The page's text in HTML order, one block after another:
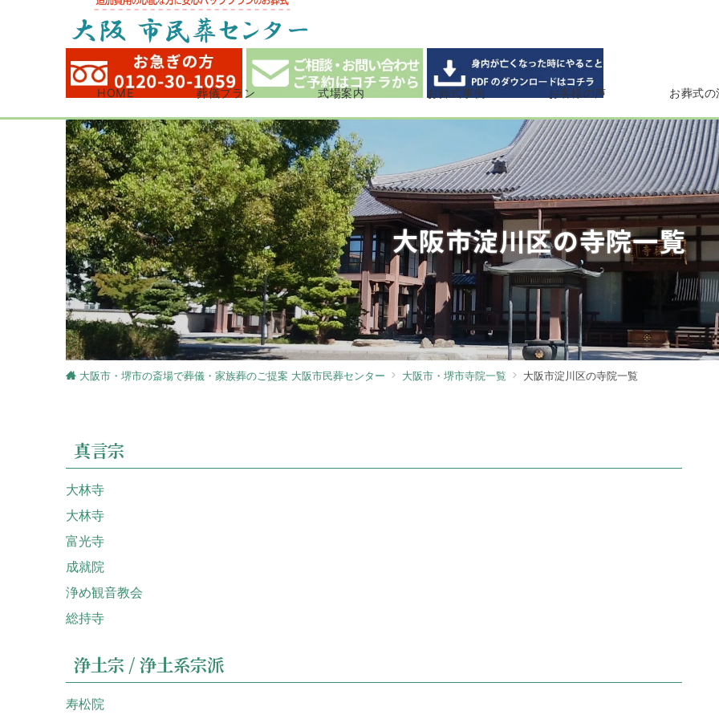
HOME 葬儀プラン 式場案内 お葬式事例 お客様の声 お葬式の
大阪市淀川区の寺院一覧
大阪市・堺市の斎場で葬儀・家族葬のご提案 大阪市民葬センター 大阪市・堺市寺院一覧 大阪市淀川区の寺院一覧
真言宗
大林寺
大林寺
富光寺
成就院
浄め観音教会
総持寺
浄土宗 / 浄土系宗派
寿松院